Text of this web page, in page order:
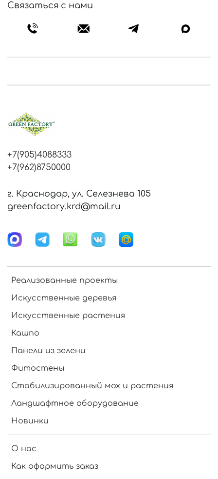
Связаться с нами
Реализованные проекты
Искусственные деревья
Искусственные растения
Кашпо
Панели из зелени
Фитостены
Стабилизированный мох и растения
Ландшафтное оборудование
Новинки
О нас
Как оформить заказ
+7(905)4088333
+7(962)8750000
г. Краснодар, ул. Селезнева 105
greenfactory.krd@mail.ru